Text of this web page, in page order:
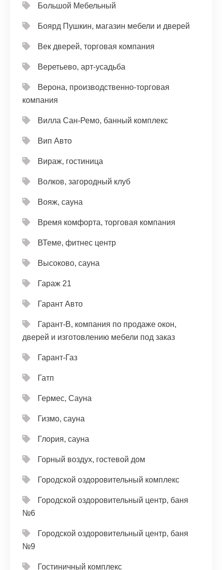
Большой Мебельный
Боярд Пушкин, магазин мебели и дверей
Век дверей, торговая компания
Веретьево, арт-усадьба
Верона, производственно-торговая
компания
Вилла Сан-Ремо, банный комплекс
Вип Авто
Вираж, гостиница
Волков, загородный клуб
Вояж, сауна
Время комфорта, торговая компания
ВТеме, фитнес центр
Высоково, сауна
Гараж 21
Гарант Авто
Гарант-В, компания по продаже окон,
дверей и изготовлению мебели под заказ
Гарант-Газ
Гатп
Гермес, Сауна
Гизмо, сауна
Глория, сауна
Горный воздух, гостевой дом
Городской оздоровительный комплекс
Городской оздоровительный центр, баня
№6
Городской оздоровительный центр, баня
№9
Гостиничный комплекс